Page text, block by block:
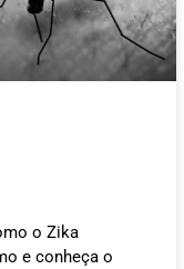
o Zika
e conheça o